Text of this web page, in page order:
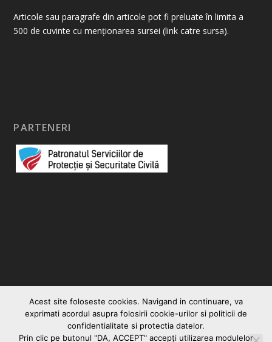
Articole sau paragrafe din articole pot fi preluate în limita a
500 de cuvinte cu menționarea sursei (link catre sursa).
PARTENERI
Acest site foloseste cookies. Navigand in continuare, va
exprimati acordul asupra folosirii cookie-urilor si politicii de
confidentialitate si protectia datelor.
Prin clic pe butonul "DA, ACCEPT" accepţi utilizarea modulelor